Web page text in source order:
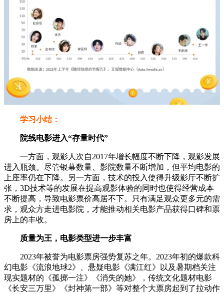
学习小结：
院线电影进入“存量时代”
一方面，观影人次自2017年增长幅度不断下降，观影发展
进入瓶颈。尽管银幕数量、影院数量不断增加，但平均电影的
上座率仍在下降。另一方面，技术的投入使得升级影厅不断扩
张，3D技术等的发展在提高观影体验的同时也使得经营成本
不断提高，导致电影票价高居不下。只有满足观众更多元的需
求，观众方走进电影院，才能推动相关电影产品获得口碑和票
房上的丰收。
质量为王，电影类型进一步丰富
2023年被誉为电影票房强势复苏之年。2023年初的爆款科
幻电影《流浪地球2》、悬疑电影《满江红》以及暑期档关注
现实题材的《孤掷一注》《消失的她》，传统文化题材电影
《长安三万里》《封神第一部》等对整个大票房起到了拉动作